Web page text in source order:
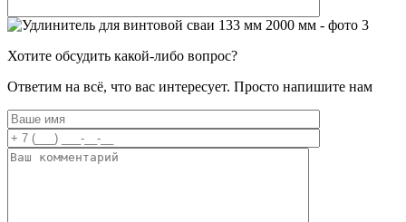
Хотите обсудить какой-либо вопрос?
Ответим на всё, что вас интересует. Просто напишите нам